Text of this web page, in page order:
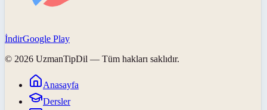
İndirGoogle Play
© 2026 UzmanTipDil — Tüm hakları saklıdır.
Anasayfa
Dersler